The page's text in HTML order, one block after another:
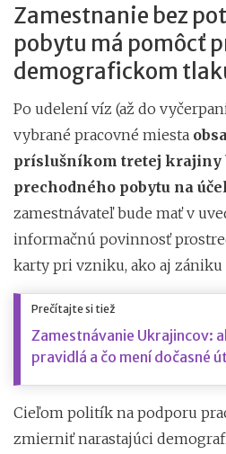
Zamestnanie bez
pobytu má pomôcť
demografickom
Po udelení víz (až do
vybrané pracovné miesta
príslušníkom tretej krajiny
prechodného pobytu na
zamestnávateľ bude mať v
informačnú povinnosť
karty pri vzniku, ako aj
Prečítajte si tiež
Zamestnávanie Ukrajincov:
pravidlá a čo mení dočasné
Cieľom politík na podporu
zmierniť narastajúci